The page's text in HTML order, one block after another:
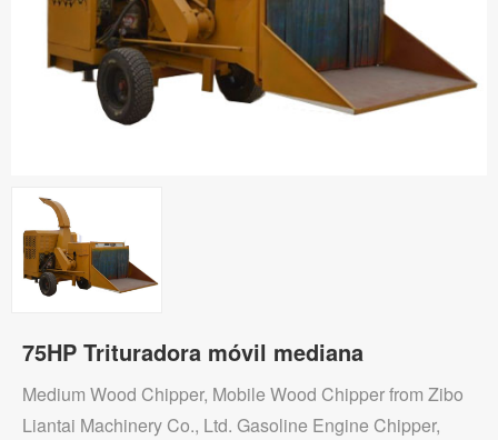
75HP Trituradora móvil mediana
Medium Wood Chipper, Mobile Wood Chipper from Zibo
Liantai Machinery Co., Ltd. Gasoline Engine Chipper,